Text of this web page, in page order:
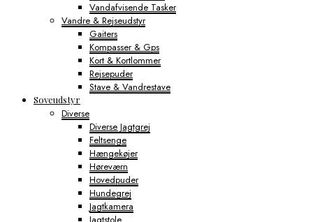
Vandafvisende Tasker
Vandre & Rejseudstyr
Gaiters
Kompasser & Gps
Kort & Kortlommer
Rejsepuder
Stave & Vandrestave
Soveudstyr
Diverse
Diverse Jagtgrej
Feltsenge
Hængekøjer
Høreværn
Hovedpuder
Hundegrej
Jagtkamera